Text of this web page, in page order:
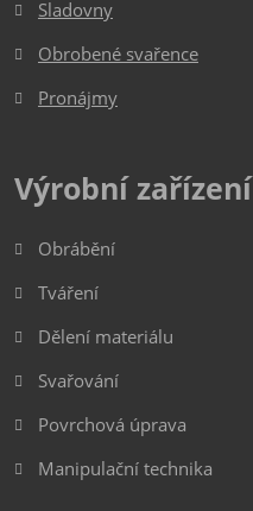
Sladovny
Obrobené svařence
Pronájmy
Výrobní zařízení
Obrábění
Tváření
Dělení materiálu
Svařování
Povrchová úprava
Manipulační technika